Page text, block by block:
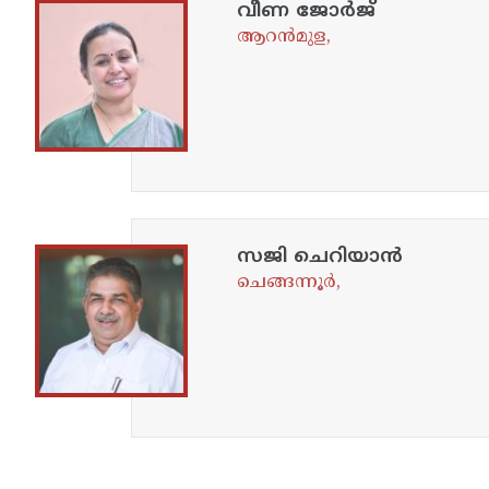
വീണ ജോർജ്
ആറൻമുള,
സജി ചെറിയാൻ
ചെങ്ങന്നൂർ,